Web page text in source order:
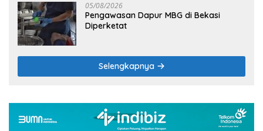
05/08/2026
Pengawasan Dapur MBG di Bekasi
Diperketat
Selengkapnya